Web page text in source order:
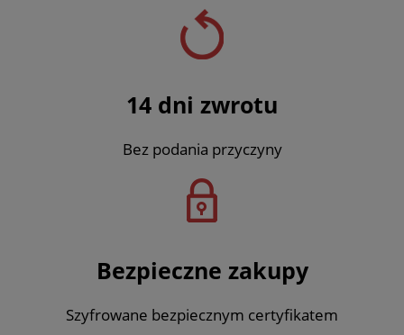
14 dni zwrotu
Bez podania przyczyny
Bezpieczne zakupy
Szyfrowane bezpiecznym certyfikatem